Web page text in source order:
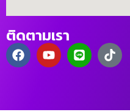
ติดตามเรา